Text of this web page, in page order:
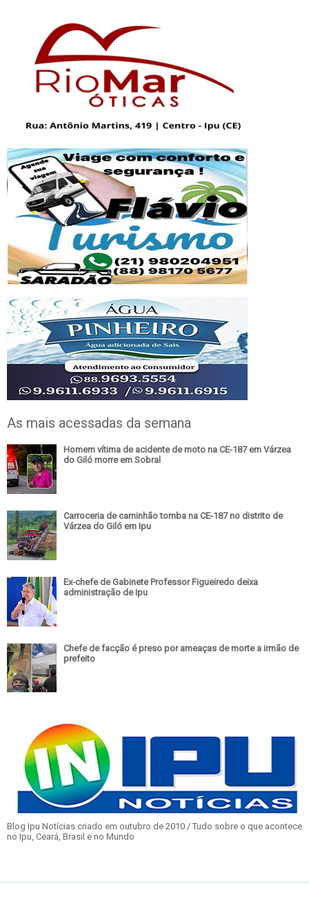
As mais acessadas da semana
Homem vítima de acidente de moto na CE-187 em Várzea
do Giló morre em Sobral
Carroceria de caminhão tomba na CE-187 no distrito de
Várzea do Giló em Ipu
Ex-chefe de Gabinete Professor Figueiredo deixa
administração de Ipu
Chefe de facção é preso por ameaças de morte a irmão de
prefeito
Blog Ipu Notícias criado em outubro de 2010 / Tudo sobre o que acontece
no Ipu, Ceará, Brasil e no Mundo